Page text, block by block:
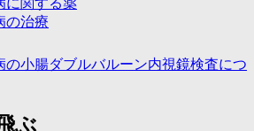
ー
く
に関する薬
の治療
の小腸ダブルバルーン内視鏡検査につ
ぶ